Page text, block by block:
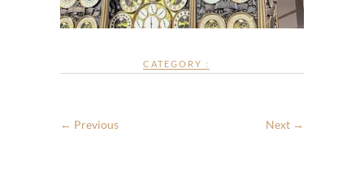
CATEGORY :
← Previous Next →